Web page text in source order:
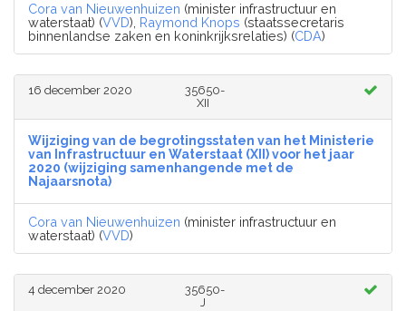
Cora van Nieuwenhuizen (minister infrastructuur en
waterstaat) (VVD), Raymond Knops (staatssecretaris
binnenlandse zaken en koninkrijksrelaties) (CDA)
16 december 2020
35650-
XII
Wijziging van de begrotingsstaten van het Ministerie
van Infrastructuur en Waterstaat (XII) voor het jaar
2020 (wijziging samenhangende met de
Najaarsnota)
Cora van Nieuwenhuizen (minister infrastructuur en
waterstaat) (VVD)
4 december 2020
35650-
J